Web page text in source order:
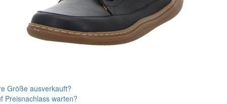
Größe ausverkauft?
Preisnachlass warten?